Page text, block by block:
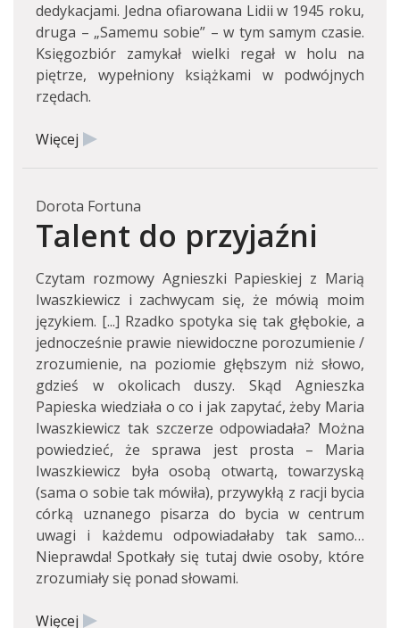
dedykacjami. Jedna ofiarowana Lidii w 1945 roku,
druga – „Samemu sobie” – w tym samym czasie.
Księgozbiór zamykał wielki regał w holu na
piętrze, wypełniony książkami w podwójnych
rzędach.
Więcej
Dorota Fortuna
Talent do przyjaźni
Czytam rozmowy Agnieszki Papieskiej z Marią
Iwaszkiewicz i zachwycam się, że mówią moim
językiem. [...] Rzadko spotyka się tak głębokie, a
jednocześnie prawie niewidoczne porozumienie /
zrozumienie, na poziomie głębszym niż słowo,
gdzieś w okolicach duszy. Skąd Agnieszka
Papieska wiedziała o co i jak zapytać, żeby Maria
Iwaszkiewicz tak szczerze odpowiadała? Można
powiedzieć, że sprawa jest prosta – Maria
Iwaszkiewicz była osobą otwartą, towarzyską
(sama o sobie tak mówiła), przywykłą z racji bycia
córką uznanego pisarza do bycia w centrum
uwagi i każdemu odpowiadałaby tak samo…
Nieprawda! Spotkały się tutaj dwie osoby, które
zrozumiały się ponad słowami.
Więcej